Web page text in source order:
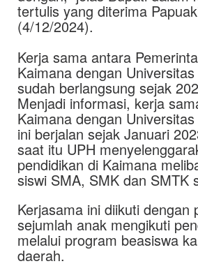
tertulis yang diterima
(4/12/2024).
Kerja sama antara
Kaimana dengan
sudah berlangsung sejak
Menjadi informasi, kerja
Kaimana dengan
ini berjalan sejak Januari
saat itu UPH
pendidikan di Kaimana
siswi SMA, SMK dan SMTK
Kerjasama ini diikuti dengan
sejumlah anak mengikuti
melalui program beasiswa
daerah.